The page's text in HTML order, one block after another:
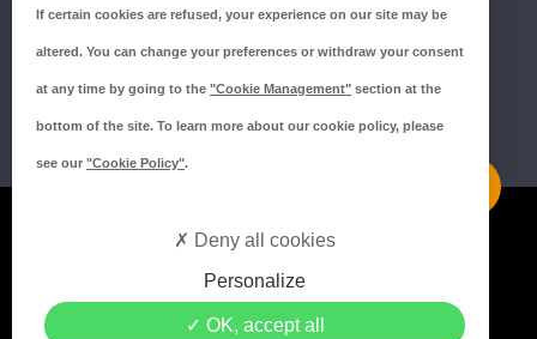
Politique de confidentialité
Politique de cookies
Crédits MEDIAPILOTE
If certain cookies are refused, your experience on our site may be
altered. You can change your preferences or withdraw your consent
at any time by going to the "Cookie Management" section at the
bottom of the site. To learn more about our cookie policy, please
see our "Cookie Policy".
OK, accept all
Personalize
Deny all cookies